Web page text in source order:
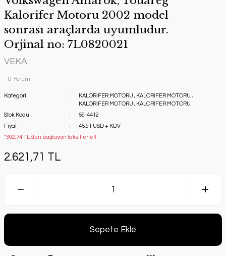
Kalorifer Motoru 2002 model
sonrası araçlarda uyumludur.
Orjinal no: 7L0820021
VEKA
0 Yorum
Kategori KALORİFER MOTORU , KALORİFER MOTORU ,
KALORİFER MOTORU , KALORİFER MOTORU
Stok Kodu
59-4412
Fiyat
45,91 USD + KDV
*302,74 TL den başlayan taksitlerle!!
2.621,71 TL
Sepete Ekle